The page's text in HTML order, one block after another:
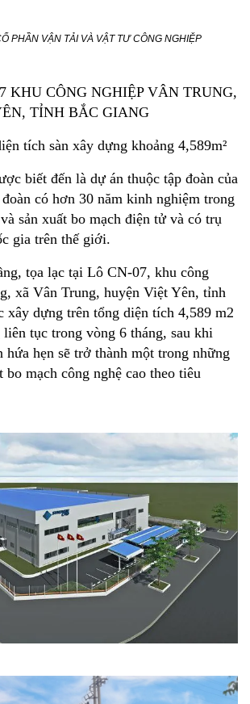
PHẦN VẬN TẢI VÀ VẬT TƯ CÔNG NGHIỆP
KHU CÔNG NGHIỆP VÂN TRUNG,
TỈNH BẮC GIANG
tích sàn xây dựng khoảng 4,589m²
biết đến là dự án thuộc tập đoàn của
có hơn 30 năm kinh nghiệm trong
sản xuất bo mạch điện tử và có trụ
gia trên thế giới.
tọa lạc tại Lô CN-07, khu công
xã Vân Trung, huyện Việt Yên, tỉnh
xây dựng trên tổng diện tích 4,589 m2
tục trong vòng 6 tháng, sau khi
hứa hẹn sẽ trở thành một trong những
bo mạch công nghệ cao theo tiêu